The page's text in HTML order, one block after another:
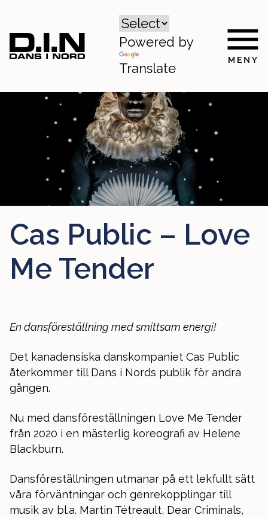
Powered by
Translate
Cas Public – Love
Me Tender
En dansföreställning med smittsam energi!
Det kanadensiska danskompaniet Cas Public
återkommer till Dans i Nords publik för andra
gången.
Nu med dansföreställningen Love Me Tender
från 2020 i en mästerlig koreografi av Helene
Blackburn.
Dansföreställningen utmanar på ett lekfullt sätt
våra förväntningar och genrekopplingar till
musik av bl.a. Martin Tétreault, Dear Criminals,